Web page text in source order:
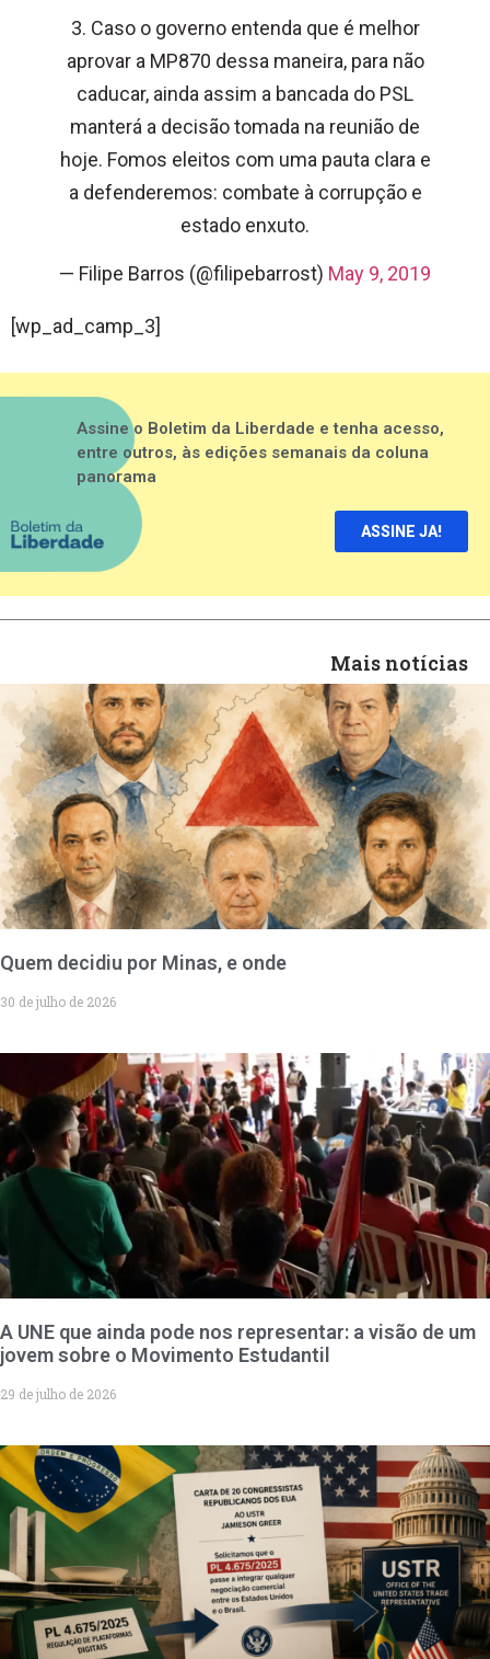
3. Caso o governo entenda que é melhor
aprovar a MP870 dessa maneira, para não
caducar, ainda assim a bancada do PSL
manterá a decisão tomada na reunião de
hoje. Fomos eleitos com uma pauta clara e
a defenderemos: combate à corrupção e
estado enxuto.
— Filipe Barros (@filipebarrost) May 9, 2019
[wp_ad_camp_3]
Assine o Boletim da Liberdade e tenha acesso,
entre outros, às edições semanais da coluna
panorama
ASSINE JA!
Mais notícias
Quem decidiu por Minas, e onde
30 de julho de 2026
A UNE que ainda pode nos representar: a visão de um
jovem sobre o Movimento Estudantil
29 de julho de 2026